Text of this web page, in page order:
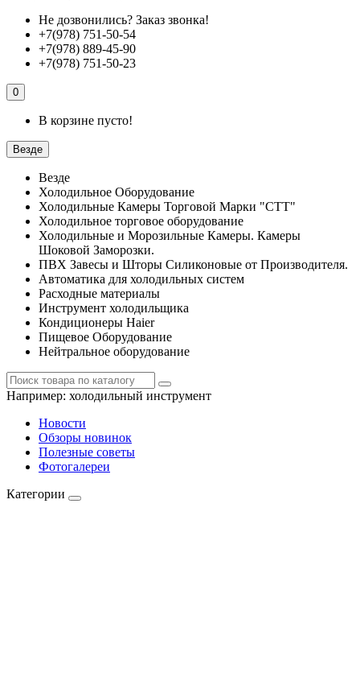
Не дозвонились? Заказ звонка!
+7(978) 751-50-54
+7(978) 889-45-90
+7(978) 751-50-23
0
В корзине пусто!
Везде
Везде
Холодильное Оборудование
Холодильные Камеры Торговой Марки "СТТ"
Холодильное торговое оборудование
Холодильные и Морозильные Камеры. Камеры
Шоковой Заморозки.
ПВХ Завесы и Шторы Силиконовые от Производителя.
Автоматика для холодильных систем
Расходные материалы
Инструмент холодильщика
Кондиционеры Haier
Пищевое Оборудование
Нейтральное оборудование
Например: холодильный инструмент
Новости
Обзоры новинок
Полезные советы
Фотогалереи
Категории